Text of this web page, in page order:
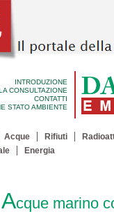
INTRODUZIONE
CONSULTAZIONE
CONTATTI
STATO AMBIENTE
Acque Rifiuti
Energia
Acque marino